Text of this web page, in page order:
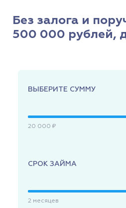
Без залога и
500 000 рублей,
ВЫБЕРИТЕ СУММУ
20 000 ₽
СРОК ЗАЙМА
2 месяцев